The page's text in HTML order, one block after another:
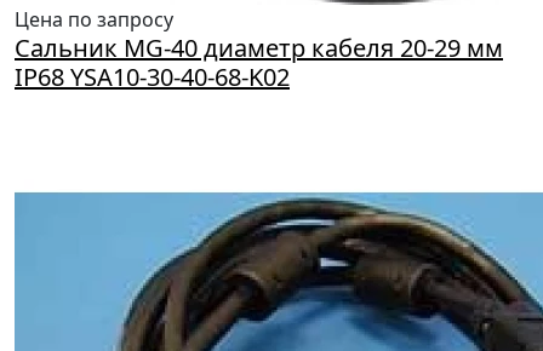
Цена по запросу
Сальник MG-40 диаметр кабеля 20-29 мм
IP68 YSA10-30-40-68-K02